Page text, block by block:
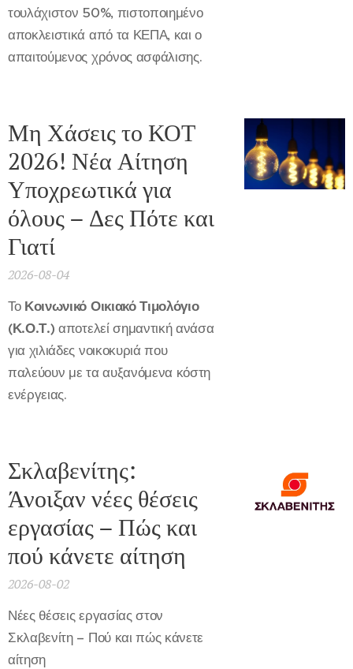
τουλάχιστον 50%, πιστοποιημένο
αποκλειστικά από τα ΚΕΠΑ, και ο
απαιτούμενος χρόνος ασφάλισης.
Μη Χάσεις το ΚΟΤ
2026! Νέα Αίτηση
Υποχρεωτικά για
όλους – Δες Πότε και
Γιατί
2026-08-04
Το Κοινωνικό Οικιακό Τιμολόγιο
(Κ.Ο.Τ.) αποτελεί σημαντική ανάσα
για χιλιάδες νοικοκυριά που
παλεύουν με τα αυξανόμενα κόστη
ενέργειας.
Σκλαβενίτης:
Άνοιξαν νέες θέσεις
εργασίας – Πώς και
πού κάνετε αίτηση
2026-08-02
Νέες θέσεις εργασίας στον
Σκλαβενίτη – Πού και πώς κάνετε
αίτηση